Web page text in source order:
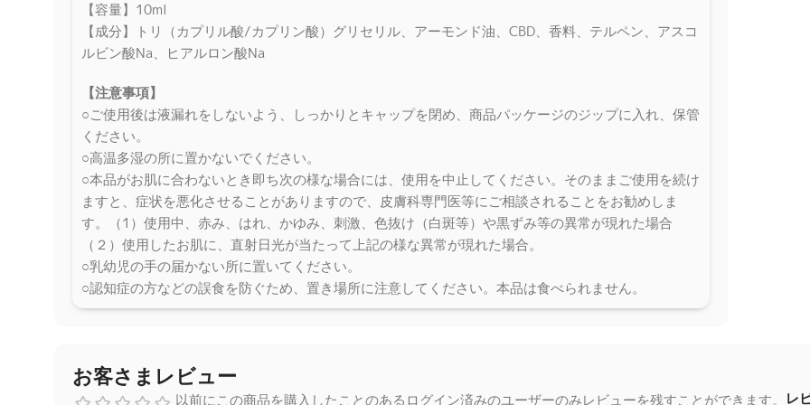
【容量】10ml
【成分】トリ（カプリル酸/カプリン酸）グリセリル、アーモンド油、CBD、香料、テルペン、アスコ
ルビン酸Na、ヒアルロン酸Na
【注意事項】
○ご使用後は液漏れをしないよう、しっかりとキャップを閉め、商品パッケージのジップに入れ、保管
ください。
○高温多湿の所に置かないでください。
○本品がお肌に合わないとき即ち次の様な場合には、使用を中止してください。そのままご使用を続け
ますと、症状を悪化させることがありますので、皮膚科専門医等にご相談されることをお勧めしま
す。（1）使用中、赤み、はれ、かゆみ、刺激、色抜け（白斑等）や黒ずみ等の異常が現れた場合
（２）使用したお肌に、直射日光が当たって上記の様な異常が現れた場合。
○乳幼児の手の届かない所に置いてください。
○認知症の方などの誤食を防ぐため、置き場所に注意してください。本品は食べられません。
お客さまレビュー
レ
以前にこの商品を購入したことのあるログイン済みのユーザーのみレビューを残すことができます。